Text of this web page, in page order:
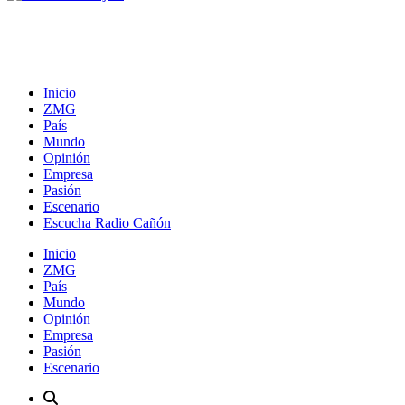
Inicio
ZMG
País
Mundo
Opinión
Empresa
Pasión
Escenario
Escucha Radio Cañón
Inicio
ZMG
País
Mundo
Opinión
Empresa
Pasión
Escenario